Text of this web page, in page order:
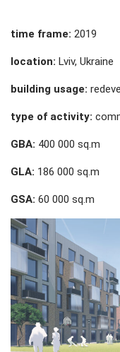
time frame: 2019
location: Lviv, Ukraine
building usage:
type of activity:
GBA: 400 000 sq.m
GLA: 186 000 sq.m
GSA: 60 000 sq.m